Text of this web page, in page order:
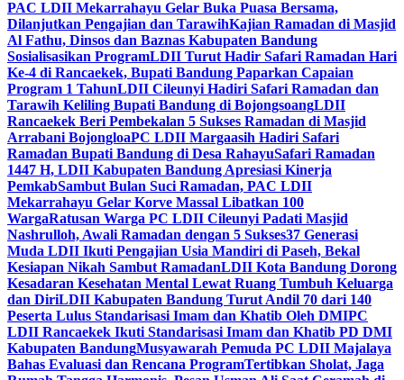
PAC LDII Mekarrahayu Gelar Buka Puasa Bersama,
Dilanjutkan Pengajian dan TarawihKajian Ramadan di Masjid
Al Fathu, Dinsos dan Baznas Kabupaten Bandung
Sosialisasikan ProgramLDII Turut Hadir Safari Ramadan Hari
Ke-4 di Rancaekek, Bupati Bandung Paparkan Capaian
Program 1 TahunLDII Cileunyi Hadiri Safari Ramadan dan
Tarawih Keliling Bupati Bandung di BojongsoangLDII
Rancaekek Beri Pembekalan 5 Sukses Ramadan di Masjid
Arrabani BojongloaPC LDII Margaasih Hadiri Safari
Ramadan Bupati Bandung di Desa RahayuSafari Ramadan
1447 H, LDII Kabupaten Bandung Apresiasi Kinerja
PemkabSambut Bulan Suci Ramadan, PAC LDII
Mekarrahayu Gelar Korve Massal Libatkan 100
WargaRatusan Warga PC LDII Cileunyi Padati Masjid
Nashrulloh, Awali Ramadan dengan 5 Sukses37 Generasi
Muda LDII Ikuti Pengajian Usia Mandiri di Paseh, Bekal
Kesiapan Nikah Sambut RamadanLDII Kota Bandung Dorong
Kesadaran Kesehatan Mental Lewat Ruang Tumbuh Keluarga
dan DiriLDII Kabupaten Bandung Turut Andil 70 dari 140
Peserta Lulus Standarisasi Imam dan Khatib Oleh DMIPC
LDII Rancaekek Ikuti Standarisasi Imam dan Khatib PD DMI
Kabupaten BandungMusyawarah Pemuda PC LDII Majalaya
Bahas Evaluasi dan Rencana ProgramTertibkan Sholat, Jaga